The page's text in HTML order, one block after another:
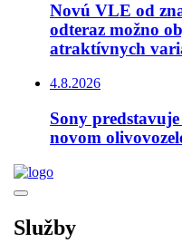
Novú VLE od
odteraz možno
atraktívnych
4.8.2026
Sony
novom
Služby